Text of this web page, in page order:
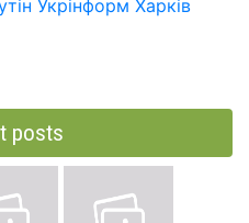
Укрінформ Харків
posts